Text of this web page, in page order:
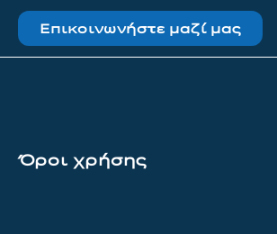
Επικοινωνήστε μαζί μας
Όροι χρήσης